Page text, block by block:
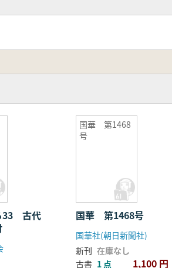
33 古代
国華 第1468
号
国華 第1468号
国華社(朝日新聞社)
新刊 在庫なし
古書 1 点 1,100 円